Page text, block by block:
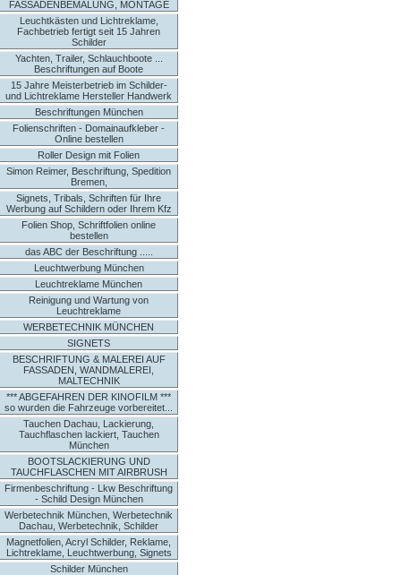
FASSADENBEMALUNG, MONTAGE
Leuchtkästen und Lichtreklame,
Fachbetrieb fertigt seit 15 Jahren
Schilder
Yachten, Trailer, Schlauchboote ...
Beschriftungen auf Boote
15 Jahre Meisterbetrieb im Schilder-
und Lichtreklame Hersteller Handwerk
Beschriftungen München
Folienschriften - Domainaufkleber -
Online bestellen
Roller Design mit Folien
Simon Reimer, Beschriftung, Spedition
Bremen,
Signets, Tribals, Schriften für Ihre
Werbung auf Schildern oder Ihrem Kfz
Folien Shop, Schriftfolien online
bestellen
das ABC der Beschriftung .....
Leuchtwerbung München
Leuchtreklame München
Reinigung und Wartung von
Leuchtreklame
WERBETECHNIK MÜNCHEN
SIGNETS
BESCHRIFTUNG & MALEREI AUF
FASSADEN, WANDMALEREI,
MALTECHNIK
*** ABGEFAHREN DER KINOFILM ***
so wurden die Fahrzeuge vorbereitet...
Tauchen Dachau, Lackierung,
Tauchflaschen lackiert, Tauchen
München
BOOTSLACKIERUNG UND
TAUCHFLASCHEN MIT AIRBRUSH
Firmenbeschriftung - Lkw Beschriftung
- Schild Design München
Werbetechnik München, Werbetechnik
Dachau, Werbetechnik, Schilder
Magnetfolien, Acryl Schilder, Reklame,
Lichtreklame, Leuchtwerbung, Signets
Schilder München